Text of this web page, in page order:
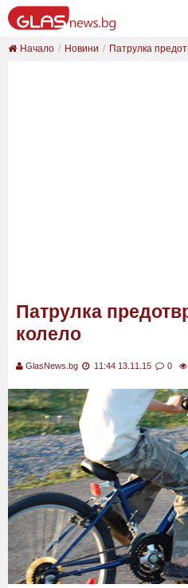
Начало Новини Патрулка
Патрулка
колело
GlasNews.bg 11:44 13.11.15 0